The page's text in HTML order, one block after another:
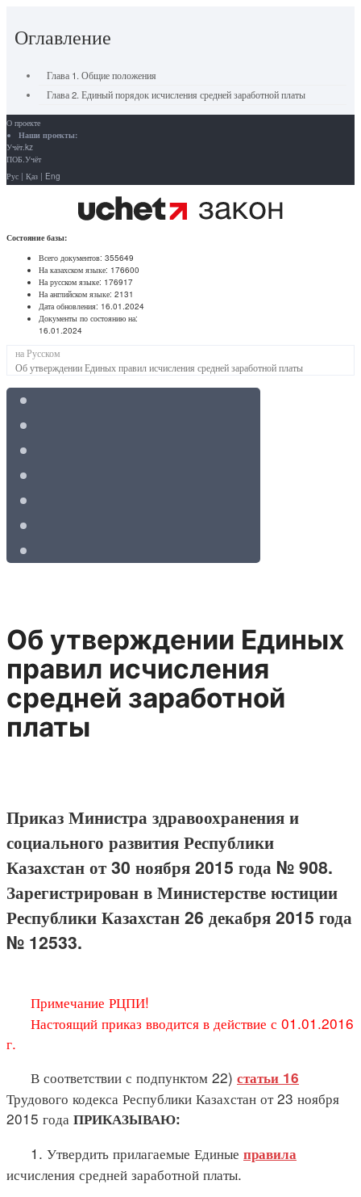
Оглавление
Глава 1. Общие положения
Глава 2. Единый порядок исчисления средней заработной платы
О проекте
Наши проекты:
Учёт.kz
ПОБ.Учёт
Рус | Қаз | Eng
Состояние базы:
Всего документов: 355649
На казахском языке: 176600
На русском языке: 176917
На английском языке: 2131
Дата обновления: 16.01.2024
Документы по состоянию на:
16.01.2024
на Русском
Об утверждении Единых правил исчисления средней заработной платы
Об утверждении Единых
правил исчисления
средней заработной
платы
Приказ Министра здравоохранения и
социального развития Республики
Казахстан от 30 ноября 2015 года № 908.
Зарегистрирован в Министерстве юстиции
Республики Казахстан 26 декабря 2015 года
№ 12533.
Примечание РЦПИ!
Настоящий приказ вводится в действие с 01.01.2016
г.
В соответствии с подпунктом 22) статьи 16
Трудового кодекса Республики Казахстан от 23 ноября
2015 года ПРИКАЗЫВАЮ:
1. Утвердить прилагаемые Единые правила
исчисления средней заработной платы.